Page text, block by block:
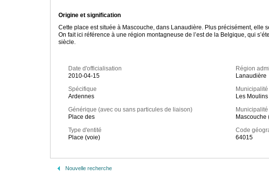
Origine et signification
Cette place est située à Mascouche, dans Lanaudière. Plus précisément,
On fait ici référence à une région montagneuse de l’est de la Belgique, qui
siècle.
Date d'officialisation
2010-04-15
Spécifique
Ardennes
Générique (avec ou sans particules de liaison)
Place des
Type d'entité
Place (voie)
Région
Lanaudière
Les Moulins
Municipalité
Mascouche
Code
64015
Nouvelle recherche